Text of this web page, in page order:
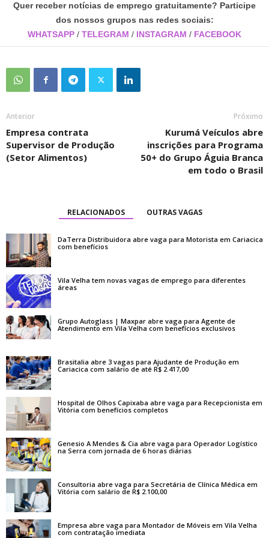
Quer receber notícias de emprego gratuitamente? Participe
dos nossos grupos nas redes sociais:
WHATSAPP / TELEGRAM / INSTAGRAM / FACEBOOK
Anterior
Empresa contrata
Supervisor de Produção
(Setor Alimentos)
Próximo
Kurumá Veículos abre
inscrições para Programa
50+ do Grupo Águia Branca
em todo o Brasil
RELACIONADOS OUTRAS VAGAS
DaTerra Distribuidora abre vaga para Motorista em Cariacica
com benefícios
Vila Velha tem novas vagas de emprego para diferentes
áreas
Grupo Autoglass | Maxpar abre vaga para Agente de
Atendimento em Vila Velha com benefícios exclusivos
Brasitalia abre 3 vagas para Ajudante de Produção em
Cariacica com salário de até R$ 2.417,00
Hospital de Olhos Capixaba abre vaga para Recepcionista em
Vitória com benefícios completos
Genesio A Mendes & Cia abre vaga para Operador Logístico
na Serra com jornada de 6 horas diárias
Consultoria abre vaga para Secretária de Clínica Médica em
Vitória com salário de R$ 2.100,00
Empresa abre vaga para Montador de Móveis em Vila Velha
com contratação imediata